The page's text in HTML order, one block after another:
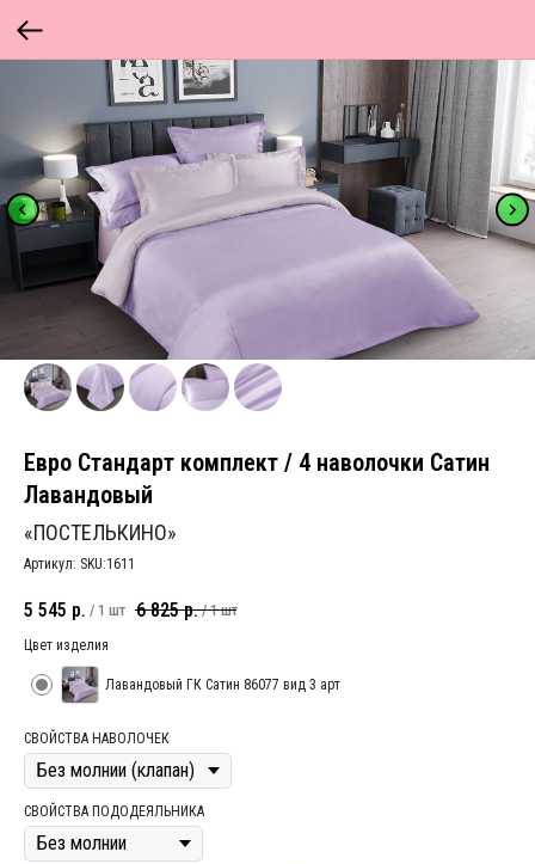
Евро Стандарт комплект / 4 наволочки Сатин
Лавандовый
«ПОСТЕЛЬКИНО»
Артикул: SKU:1611
5 545 р. / 1 шт 6 825 р. / 1 шт
Цвет изделия
Лавандовый ГК Сатин 86077 вид 3 арт
СВОЙСТВА НАВОЛОЧЕК
СВОЙСТВА ПОДОДЕЯЛЬНИКА